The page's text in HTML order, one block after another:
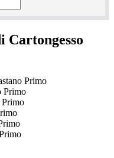
Cartongesso
Primo
Primo
Primo